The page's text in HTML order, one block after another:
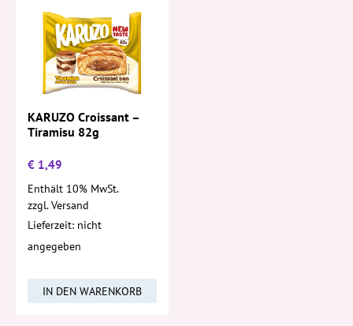
KARUZO Croissant –
Tiramisu 82g
€ 1,49
Enthält 10% MwSt.
zzgl.Versand
Lieferzeit: nicht
angegeben
IN DEN WARENKORB